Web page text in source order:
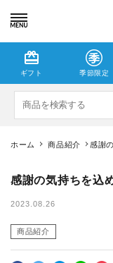
card_giftcard
ギフト 季節限定
しゃこえび
季節限定
ホーム 商品紹介
感謝
感謝の気持ちを込
2023.08.26
商品紹介